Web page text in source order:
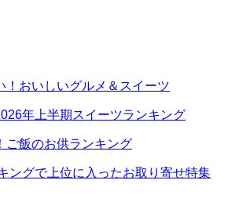
！おいしいグルメ＆スイーツ
年上半期スイーツランキング
ご飯のお供ランキング
ングで上位に入ったお取り寄せ特集